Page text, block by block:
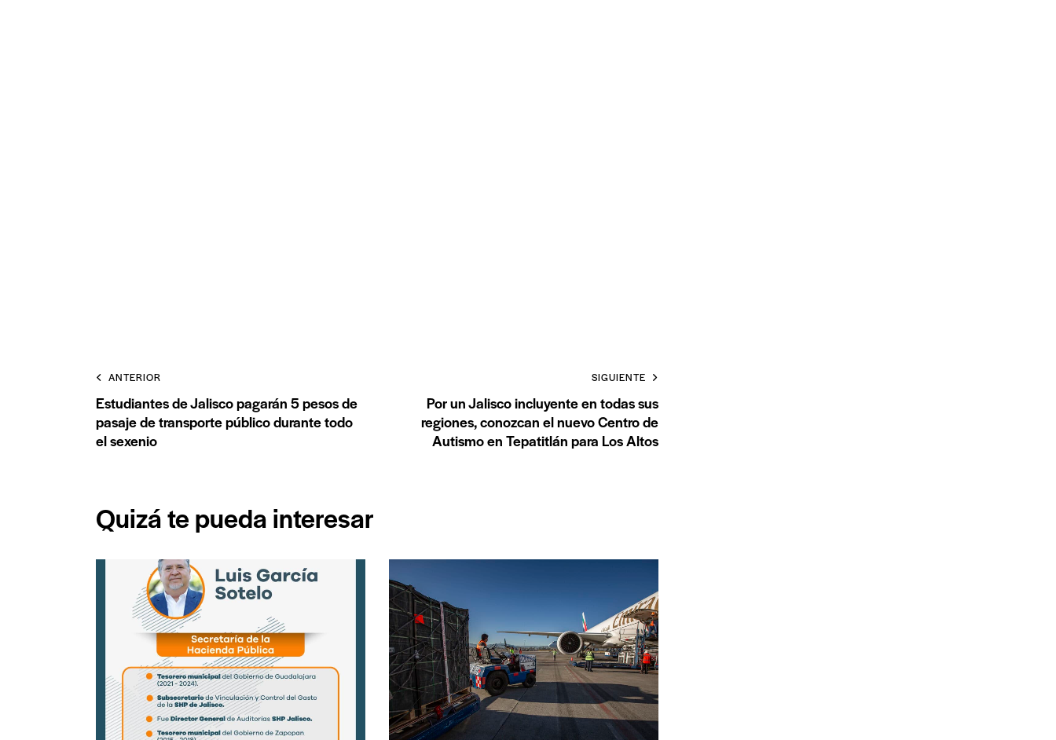
ANTERIOR
Estudiantes de Jalisco pagarán 5 pesos de
pasaje de transporte público durante todo
el sexenio
SIGUIENTE
Por un Jalisco incluyente en todas sus
regiones, conozcan el nuevo Centro de
Autismo en Tepatitlán para Los Altos
Quizá te pueda interesar